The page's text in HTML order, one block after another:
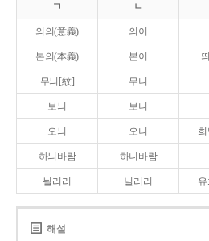
ㄱ ㄴ
의의(意義) 의이
본의(本義) 본이
무늬[紋] 무니
보늬 보니
오늬 오니
하늬바람 하니바람
늴리리 닐리리
해설